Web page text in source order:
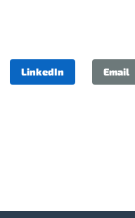
LinkedIn Email